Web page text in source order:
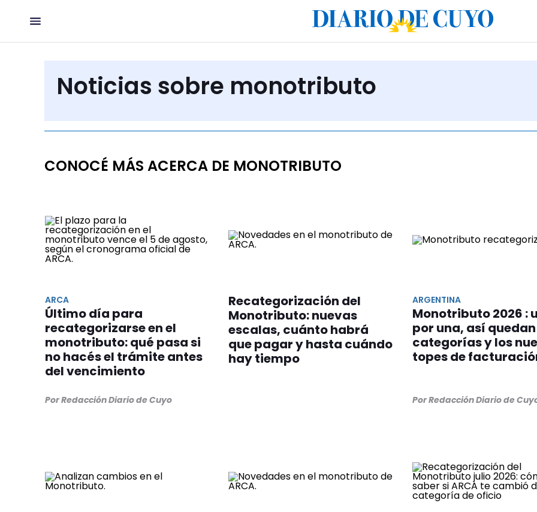
Noticias sobre monotributo
CONOCÉ MÁS ACERCA DE MONOTRIBUTO
ARCA
Último día para
recategorizarse en el
monotributo: qué pasa si
no hacés el trámite antes
del vencimiento
Por Redacción Diario de Cuyo
Recategorización del
Monotributo: nuevas
escalas, cuánto habrá
que pagar y hasta cuándo
hay tiempo
ARGENTINA
Monotributo 2026 :
por una, así
categorías y los
topes de
Por Redacción Diario de